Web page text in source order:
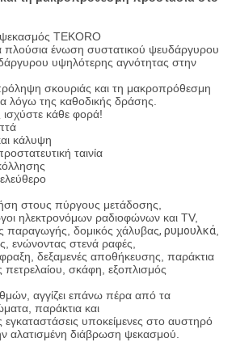
TEKORO
πλούσια ένωση συστατικού ψευδάργυρου
υψηλότερης αγνότητας στην
σκουριάς και τη μακροπρόθεσμη
λόγω της καθοδικής δράσης.
ισχύστε κάθε φορά!
κάλυψη
ταινία
στους πύργους μετάδοσης,
ηλεκτρονόμων ραδιοφώνων και TV,
παραγωγής, δομικός χάλυβας, ρυμουλκά,
ενώνοντας στενά ραφές,
δεξαμενές αποθήκευσης, παράκτια
σκάφη, εξοπλισμός
αγγίζει επάνω πέρα από τα
παράκτια και
εγκαταστάσεις υποκείμενες στο αυστηρό
αλατισμένη διάβρωση ψεκασμού.